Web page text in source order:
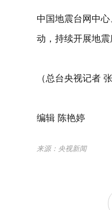
中国地震台网中
动，持续开展地震
（总台央视记者
编辑 陈艳婷
来源：央视新闻